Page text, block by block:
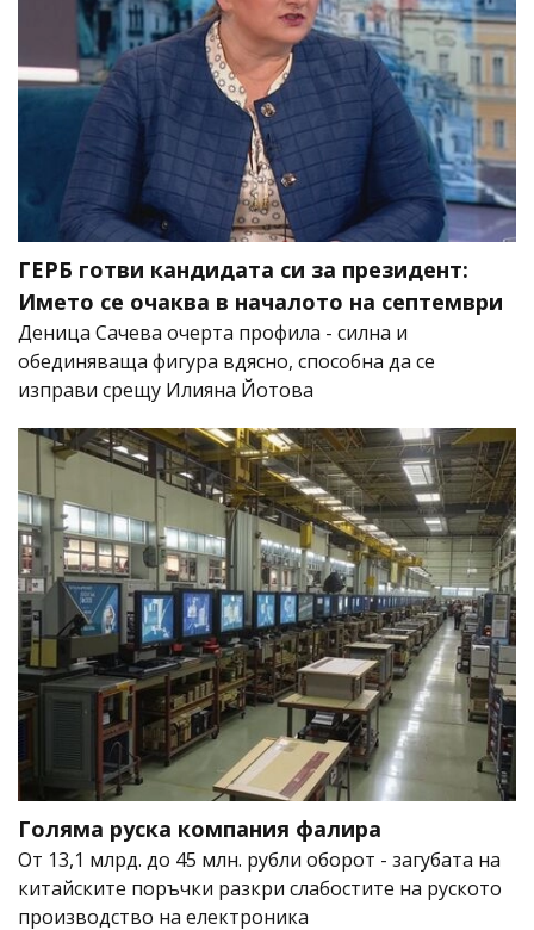
ГЕРБ готви кандидата си за президент:
Името се очаква в началото на септември
Деница Сачева очерта профила - силна и
обединяваща фигура вдясно, способна да се
изправи срещу Илияна Йотова
Голяма руска компания фалира
От 13,1 млрд. до 45 млн. рубли оборот - загубата на
китайските поръчки разкри слабостите на руското
производство на електроника